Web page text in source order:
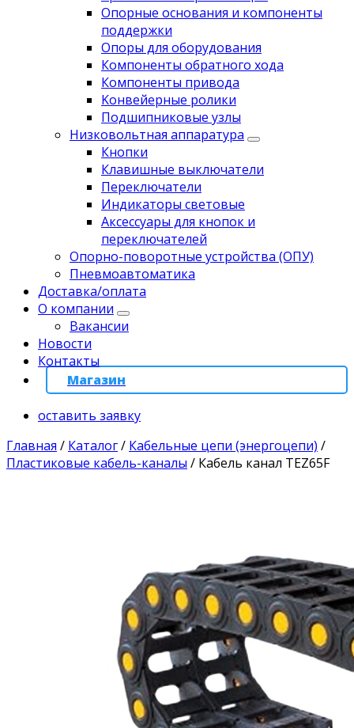
Опорные основания и компоненты
поддержки
Опоры для оборудования
Компоненты обратного хода
Компоненты привода
Koнвейерныe pолики
Подшипниковые узлы
Низковольтная аппаратура
Кнопки
Клавишные выключатели
Переключатели
Индикаторы световые
Аксессуары для кнопок и
переключателей
Опорно-поворотные устройства (ОПУ)
Пневмоавтоматика
Доставка/оплата
О компании
Вакансии
Новости
Контакты
Магазин
оставить заявку
Главная / Каталог/ Кабельные цепи (энергоцепи) /
Пластиковые кабель-каналы / Кабель канал TEZ65F